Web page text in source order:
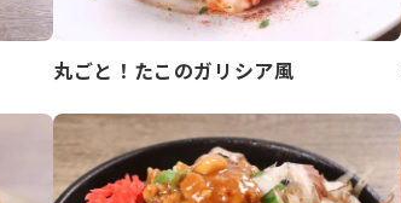
丸ごと！たこのガリシア風